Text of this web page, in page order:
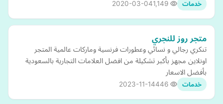
خدمات 2020-03-04
متجر روز للنجري
تنكري رجالي و نسائي وعطورات فرنسية وماركات عالمية المتجر
اونلاين مجهز بأكبر تشكيلة من افضل العلامات التجارية بالسعودية
بأفضل الاسعار
خدمات 2023-11-14